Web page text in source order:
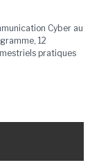
Cyber au
12
pratiques